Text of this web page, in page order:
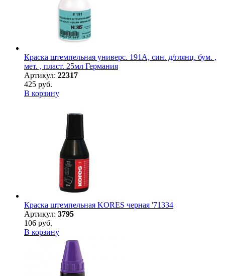
Краска штемпельная универс. 191А, син. д/глянц. бум. ,
мет. , пласт. 25мл Германия
Артикул: 22317
425 руб.
В корзину
Краска штемпельная KORES черная '71334
Артикул: 3795
106 руб.
В корзину